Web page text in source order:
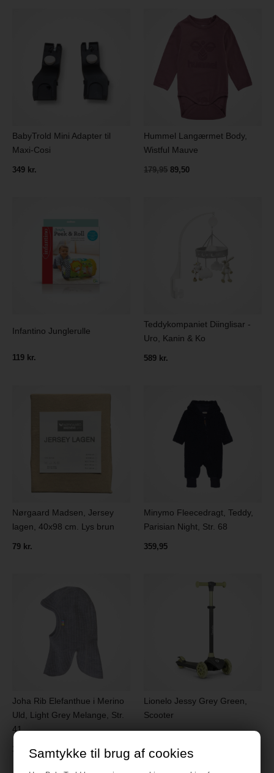
Samtykke til brug af cookies
BabyTrold Mini Adapter til
Maxi-Cosi
349 kr.
Hummel Langærmet Body,
Wistful Mauve
179,95 89,50
Infantino Junglerulle
119 kr.
Teddykompaniet Diinglisar -
Uro, Kanin & Ko
589 kr.
Nørgaard Madsen, Jersey
lagen, 40x98 cm. Lys brun
79 kr.
Minymo Fleecedragt, Teddy,
Parisian Night, Str. 68
359,95
Joha Rib Elefanthue i Merino
Uld, Light Grey Melange, Str.
41
139,95
Lionelo Jessy Grey Green,
Scooter